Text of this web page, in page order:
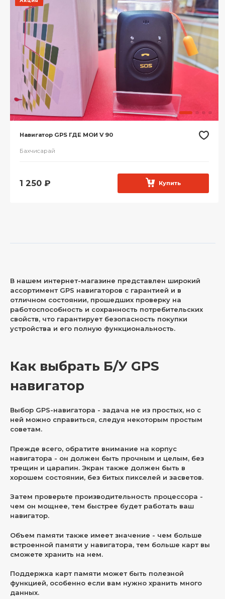
Навигатор GPS ГДЕ МОИ V 90
Бахчисарай
1 250 ₽ Купить
В нашем интернет-магазине представлен широкий
ассортимент GPS навигаторов с гарантией и в
отличном состоянии, прошедших проверку на
работоспособность и сохранность потребительских
свойств, что гарантирует безопасность покупки
устройства и его полную функциональность.
Как выбрать Б/У GPS
навигатор
Выбор GPS-навигатора - задача не из простых, но с
ней можно справиться, следуя некоторым простым
советам.
Прежде всего, обратите внимание на корпус
навигатора - он должен быть прочным и целым, без
трещин и царапин. Экран также должен быть в
хорошем состоянии, без битых пикселей и засветов.
Затем проверьте производительность процессора -
чем он мощнее, тем быстрее будет работать ваш
навигатор.
Объем памяти также имеет значение - чем больше
встроенной памяти у навигатора, тем больше карт вы
сможете хранить на нем.
Поддержка карт памяти может быть полезной
функцией, особенно если вам нужно хранить много
данных.